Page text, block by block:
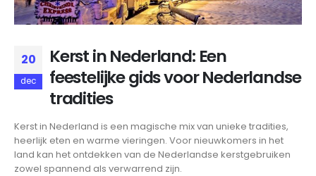
20
dec
Kerst in Nederland: Een
feestelijke gids voor Nederlandse
tradities
Kerst in Nederland is een magische mix van unieke tradities,
heerlijk eten en warme vieringen. Voor nieuwkomers in het
land kan het ontdekken van de Nederlandse kerstgebruiken
zowel spannend als verwarrend zijn.